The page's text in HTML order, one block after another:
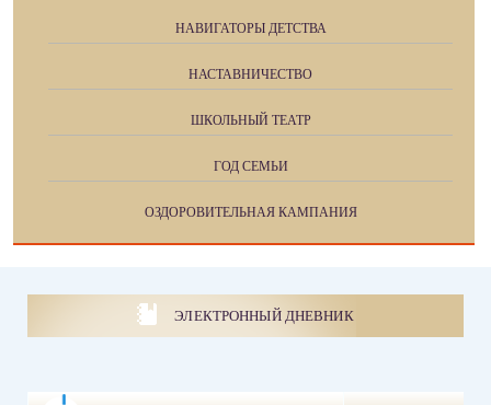
НАВИГАТОРЫ ДЕТСТВА
НАСТАВНИЧЕСТВО
ШКОЛЬНЫЙ ТЕАТР
ГОД СЕМЬИ
ОЗДОРОВИТЕЛЬНАЯ КАМПАНИЯ
ЭЛЕКТРОННЫЙ ДНЕВНИК